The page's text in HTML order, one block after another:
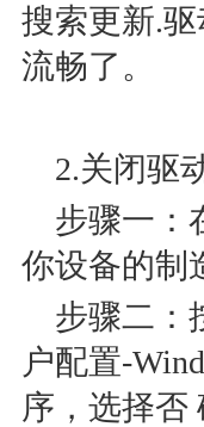
搜索更新.
流畅了。
2.关闭驱
步骤一：
你设备的制
步骤二：
户配置-
序，选择否